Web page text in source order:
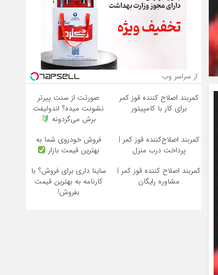
از سراسر وب
کمربند اصلاح کننده قوز کمر
برای کار با کامپیتور
صورتت از سنت پیرتر
نشونت میده؟ اندولیفت
برش می‌گردونه
کمربند اصلاح‌کننده قوز کمر |
پرداخت درب منزل
فروش خودروی شما به
بهترین قیمت بازار
کمربند اصلاح کننده قوز کمر |
مشاوره رایگان
ساینا داری برای فروش؟ با
کارنامه به بهترین قیمت
بفروش!